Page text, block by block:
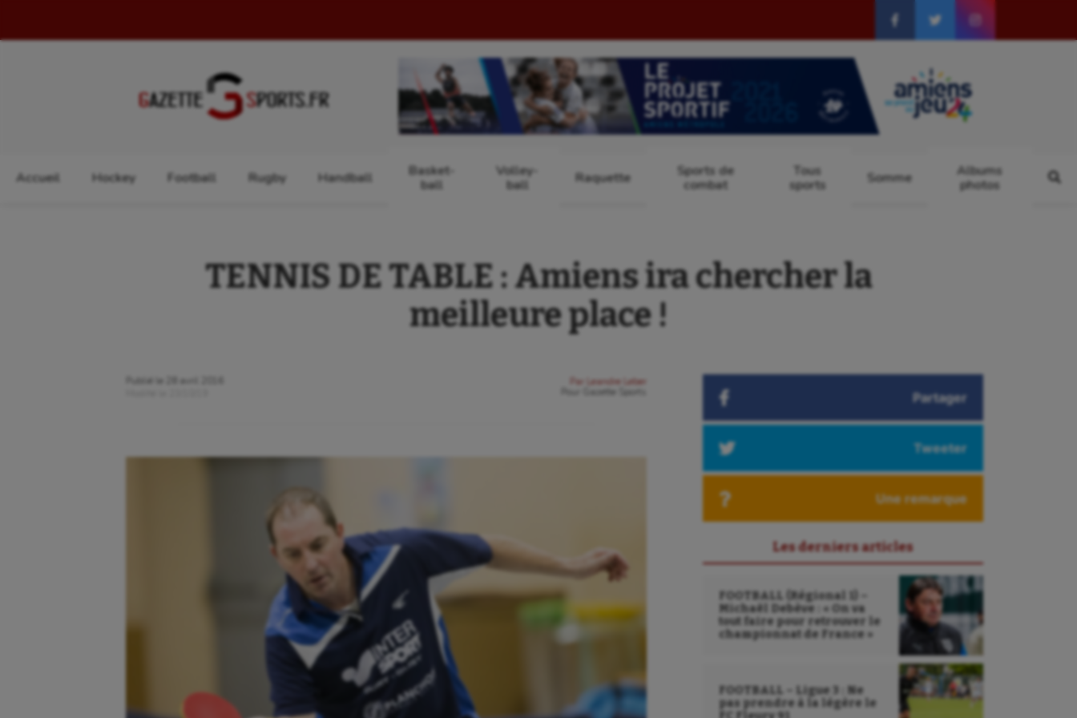
Accueil Hockey Football Rugby Handball
Basket-
ball
Volley-
ball
Raquette
Sports de
combat
Tous
sports
Somme
Albums
photos
TENNIS DE TABLE : Amiens ira chercher la
meilleure place !
Publié le
28 avril 2016
Par
Leandre Leber
Gazette Sports Partager
Tweeter
Une remarque
Les derniers articles
FOOTBALL (Régional 1) –
Michaël Debève : « On va
tout faire pour retrouver le
championnat de France »
FOOTBALL – Ligue 3 : Ne
pas prendre à la légère le